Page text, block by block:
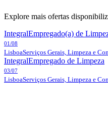
Explore mais ofertas
IntegralEmpregado(a) de
01/08
LisboaServiços Gerais, Limpeza e
IntegralEmpregado de Limpeza
03/07
LisboaServiços Gerais, Limpeza e